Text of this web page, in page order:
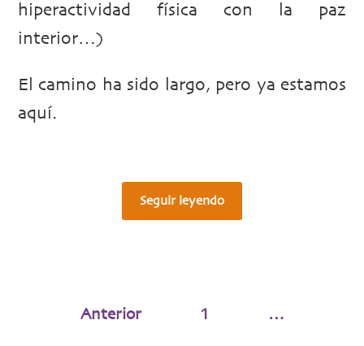
hiperactividad física con la paz
interior…)
El camino ha sido largo, pero ya estamos
aquí.
Seguir leyendo
Anterior 1 …